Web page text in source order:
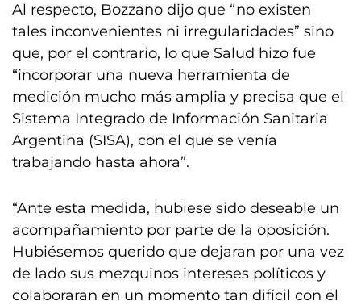
Al respecto, Bozzano dijo que “no existen
tales inconvenientes ni irregularidades” sino
que, por el contrario, lo que Salud hizo fue
“incorporar una nueva herramienta de
medición mucho más amplia y precisa que el
Sistema Integrado de Información Sanitaria
Argentina (SISA), con el que se venía
trabajando hasta ahora”.
“Ante esta medida, hubiese sido deseable un
acompañamiento por parte de la oposición.
Hubiésemos querido que dejaran por una vez
de lado sus mezquinos intereses políticos y
colaboraran en un momento tan difícil con el